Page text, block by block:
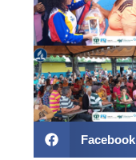
Facebook